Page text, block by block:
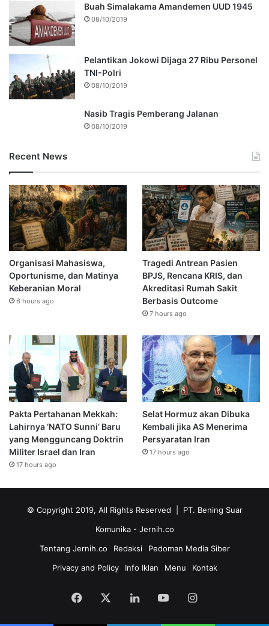
Buah Simalakama Amandemen UUD 1945
08/10/2019
Pelantikan Jokowi Dijaga 27 Ribu Personel
TNI-Polri
08/10/2019
Nasib Tragis Pemberang Jalanan
08/10/2019
Recent News
Organisasi Mahasiswa,
Oportunisme, dan Matinya
Keberanian Moral
6 hours ago
Tragedi Antrean Pasien
BPJS, Rencana KRIS, dan
Akreditasi Rumah Sakit
Berbasis Outcome
7 hours ago
Pakta Pertahanan Mekkah:
Lahirnya ‘NATO Sunni’ Baru
yang Mengguncang Doktrin
Militer Israel dan Iran
17 hours ago
Selat Hormuz akan Dibuka
Kembali jika AS Menerima
Persyaratan Iran
17 hours ago
© Copyright 2019, All Rights Reserved | PT. Bening Suar
Komunika - Jernih.co
Tentang Jernih.co
Redaksi
Pedoman Media Siber
Privacy and Policy
Info Iklan Menu Kontak
Facebook LinkedInYouTubeInstagram